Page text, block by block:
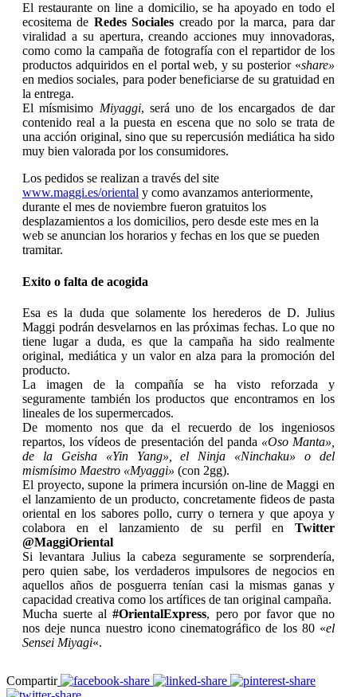
El restaurante on line a domicilio, se ha apoyado en todo el
ecositema de Redes Sociales creado por la marca, para dar
viralidad a su apertura, creando acciones muy innovadoras,
como como la campaña de fotografía con el repartidor de los
productos adquiridos en el portal web, y su posterior «share»
en medios sociales, para poder beneficiarse de su gratuidad en
la entrega.
El mísmisimo Miyaggi, será uno de los encargados de dar
contenido real a la puesta en escena que no solo se trata de
una acción original, sino que su repercusión mediática ha sido
muy bien valorada por los consumidores.
Los pedidos se realizan a través del site
www.maggi.es/oriental y como avanzamos anteriormente,
durante el mes de noviembre fueron gratuitos los
desplazamientos a los domicilios, pero desde este mes en la
web se anuncian los horarios y fechas en los que se pueden
tramitar.
Exito o falta de acogida
Esa es la duda que solamente los herederos de D. Julius
Maggi podrán desvelarnos en las próximas fechas. Lo que no
tiene lugar a duda, es que la campaña ha sido realmente
original, mediática y un valor en alza para la promoción del
producto.
La imagen de la compañía se ha visto reforzada y
seguramente también los productos que encontramos en los
lineales de los supermercados.
De momento nos que da el recuerdo de los ingeniosos
repartos, los vídeos de presentación del panda «Oso Manta»,
de la Geisha «Yin Yang», el Ninja «Ninchaku» o del
mismísimo Maestro «Myaggi» (con 2gg).
El proyecto, supone la primera incursión on-line de Maggi en
el lanzamiento de un producto, concretamente fideos de pasta
oriental en los sabores pollo, curry o ternera y que apoya y
colabora en el lanzamiento de su perfil en Twitter
@MaggiOriental
Si levantara Julius la cabeza seguramente se sorprendería,
pero quien sabe, los verdaderos impulsores de negocios en
aquellos años de posguerra tenían casi la mismas ganas y
capacidad creativa como los artífices de tan original campaña.
Mucha suerte al#OrientalExpress, pero por favor que no
nos deje nunca nuestro icono cinematográfico de los 80 «el
Sensei Miyagi«.
Compartir